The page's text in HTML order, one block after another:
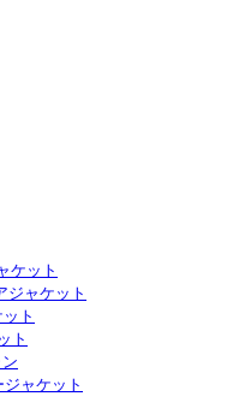
ケット
ジャケット
ト
ト
ャケット